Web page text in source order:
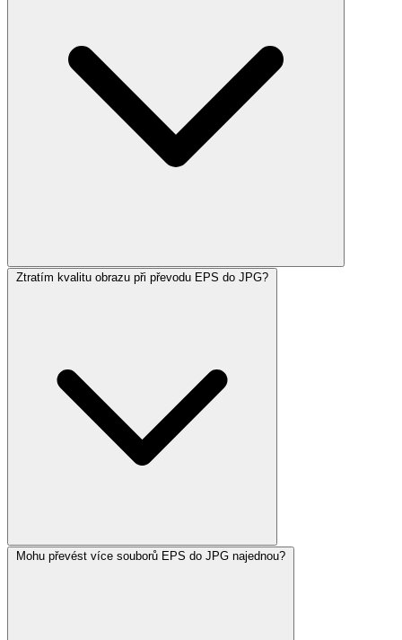
Ztratím kvalitu obrazu při převodu EPS do JPG?
Mohu převést více souborů EPS do JPG najednou?